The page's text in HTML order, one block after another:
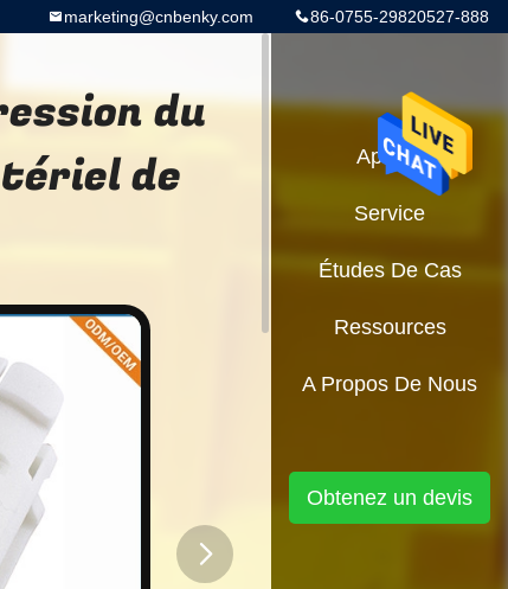
86-0755-29820527-888
marketing@cnbenky.com
du
de
Aperçu
Service
Études De Cas
Ressources
A Propos De Nous
Obtenez un devis